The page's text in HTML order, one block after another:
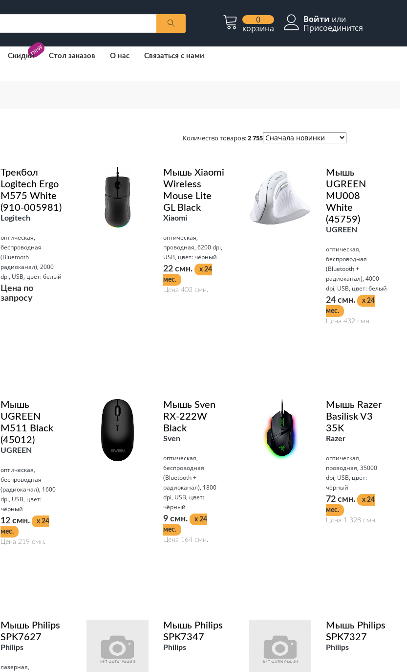
0
корзина
Войти или
Присоединится
new
Скидки Стол заказов О нас Связаться с нами
Количество товаров:2 755
Трекбол
Logitech Ergo
M575 White
(910-005981)
Logitech
оптическая,
беспроводная
(Bluetooth +
радиоканал), 2000
dpi, USB, цвет: белый
Цена по
запросу
Мышь Xiaomi
Wireless
Mouse Lite
GL Black
Xiaomi
оптическая,
проводная, 6200 dpi,
USB, цвет: чёрный
22 смн.
x 24
мес.
Цена 403 смн.
Мышь
UGREEN
MU008
White
(45759)
UGREEN
оптическая,
беспроводная
(Bluetooth +
радиоканал), 4000
dpi, USB, цвет: белый
24 смн.
x 24
мес.
Цена 432 смн.
Мышь
UGREEN
M511 Black
(45012)
UGREEN
оптическая,
беспроводная
(радиоканал), 1600
dpi, USB, цвет:
чёрный
12 смн.
x 24
мес.
Цена 219 смн.
Мышь Sven
RX-222W
Black
Sven
оптическая,
беспроводная
(Bluetooth +
радиоканал), 1800
dpi, USB, цвет:
чёрный
9 смн.
x 24
мес.
Цена 164 смн.
Мышь Razer
Basilisk V3
35K
Razer
оптическая,
проводная, 35000
dpi, USB, цвет:
чёрный
72 смн.
x 24
мес.
Цена 1 328 смн.
Мышь Philips
SPK7627
Philips
лазерная,
Мышь Philips
SPK7347
Philips
Мышь Philips
SPK7327
Philips